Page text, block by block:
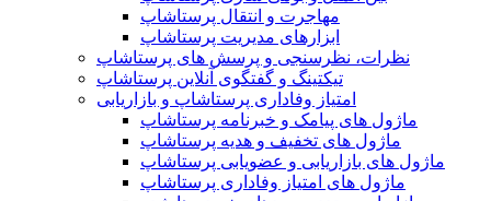
مهاجرت و انتقال پرستاشاپ
ابزارهای مدیریت پرستاشاپ
نظرات، نظرسنجی و پرسش های پرستاشاپ
تیکتینگ و گفتگوی آنلاین پرستاشاپ
امتیاز وفاداری پرستاشاپ و بازاریابی
ماژول های پیامک و خبرنامه پرستاشاپ
ماژول های تخفیف و هدیه پرستاشاپ
ماژول های بازاریابی و عضویابی پرستاشاپ
ماژول های امتیاز وفاداری پرستاشاپ